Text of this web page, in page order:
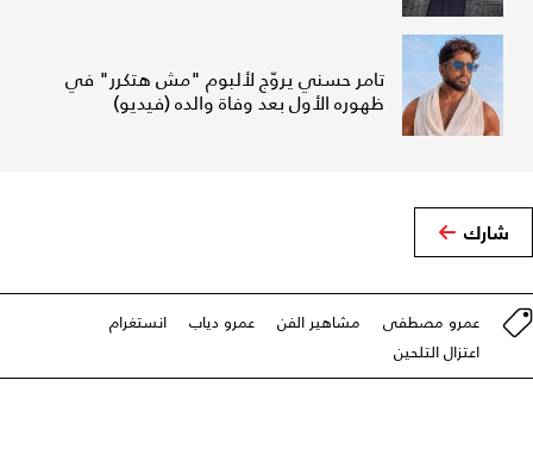
تامر حسني يروّج لألبوم "مش هتكرر" في
ظهوره الأول بعد وفاة والده (فيديو)
شارك
عمرو مصطفى مشاهير الفن عمرو دياب
انستغرام
اعتزال التلحين